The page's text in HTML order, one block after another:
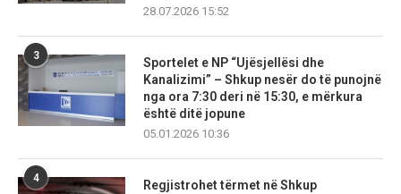
28.07.2026 15:52
3
Sportelet e NP “Ujësjellësi dhe
Kanalizimi” – Shkup nesër do të punojnë
nga ora 7:30 deri në 15:30, e mërkura
është ditë jopune
05.01.2026 10:36
4
Regjistrohet tërmet në Shkup